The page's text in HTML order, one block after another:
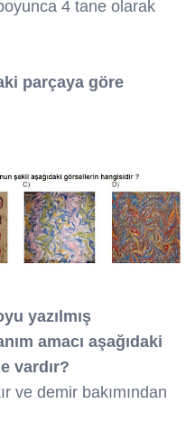
4 tane olarak
parçaya göre
yazılmış
amacı aşağıdaki
vardır?
ve demir bakımından